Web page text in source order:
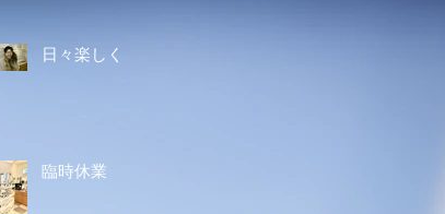
日々楽しく
臨時休業